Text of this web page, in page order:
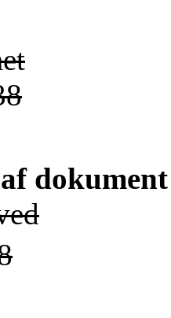
dokument